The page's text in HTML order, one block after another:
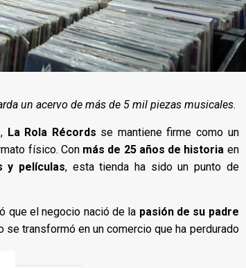
un acervo de más de 5 mil piezas musicales.
La Rola Récords se mantiene firme como un
físico. Con más de 25 años de historia en
y películas, esta tienda ha sido un punto de
que el negocio nació de la pasión de su padre
se transformó en un comercio que ha perdurado